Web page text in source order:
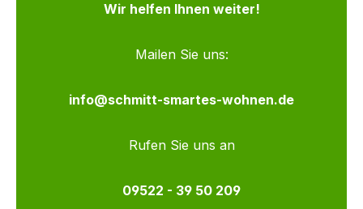
Wir helfen Ihnen weiter!
Mailen Sie uns:
info@schmitt-smartes-wohnen.de
Rufen Sie uns an
09522 - 39 50 209